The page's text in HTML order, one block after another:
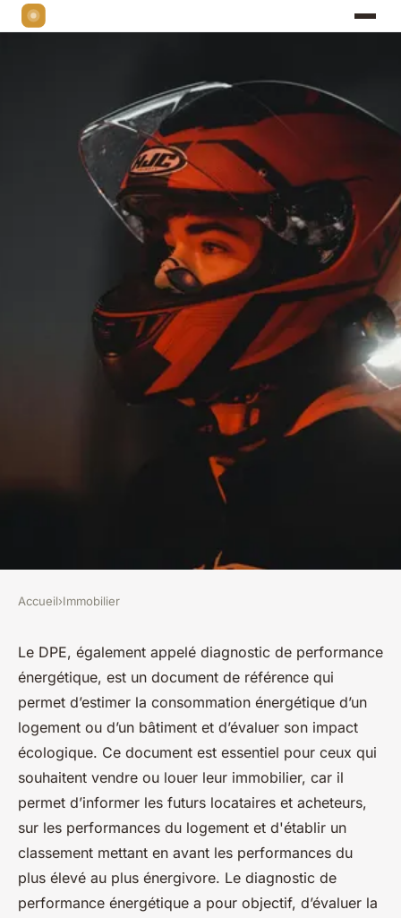
Le DPE pour estimer et
évaluer un logement
Mathieu•22 juillet 2024•2 min de lecture
Accueil›Immobilier
Le DPE, également appelé diagnostic de performance
énergétique, est un document de référence qui
permet d’estimer la consommation énergétique d’un
logement ou d’un bâtiment et d’évaluer son impact
écologique. Ce document est essentiel pour ceux qui
souhaitent vendre ou louer leur immobilier, car il
permet d’informer les futurs locataires et acheteurs,
sur les performances du logement et d'établir un
classement mettant en avant les performances du
plus élevé au plus énergivore. Le diagnostic de
performance énergétique a pour objectif, d’évaluer la